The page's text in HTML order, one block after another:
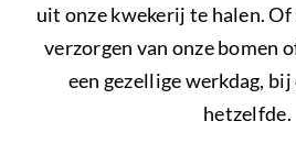
uit onze kwekerij te halen.
verzorgen van onze bomen
een gezellige werkdag, bij
hetzelfde.